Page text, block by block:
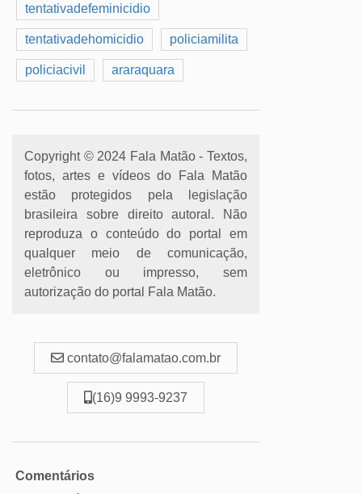
tentativadefeminicidio
tentativadehomicidio policiamilita
policiacivil araraquara
Copyright © 2024 Fala Matão - Textos,
fotos, artes e vídeos do Fala Matão
estão protegidos pela legislação
brasileira sobre direito autoral. Não
reproduza o conteúdo do portal em
qualquer meio de comunicação,
eletrônico ou impresso, sem
autorização do portal Fala Matão.
contato@falamatao.com.br
(16)9 9993-9237
Comentários